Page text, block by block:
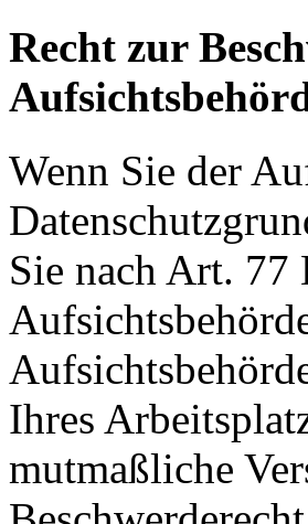
Recht zur
Wenn Sie der
Sie nach Art. 77
Ihres
mutmaßliche